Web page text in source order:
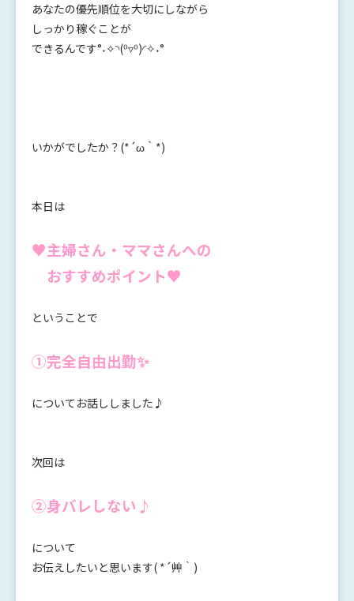
あなたの優先順位を大切にしながら
しっかり稼ぐことが
できるんです°˖✧◝(⁰▿⁰)◜✧˖°
いかがでしたか？(*´ω｀*)
本日は
♥主婦さん・ママさんへの
おすすめポイント♥
ということで
①完全自由出勤✨
についてお話ししました♪
次回は
②身バレしない♪
について
お伝えしたいと思います( *´艸｀)